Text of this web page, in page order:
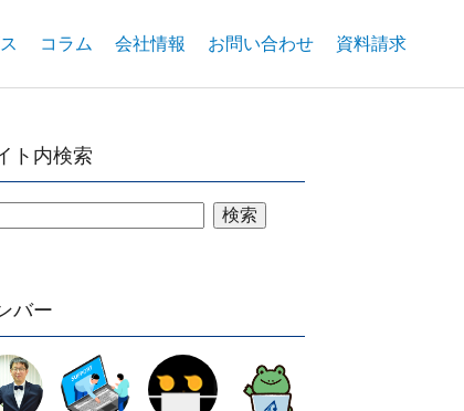
コラム 会社情報 お問い合わせ 資料請求
ト内検索
検索
バー